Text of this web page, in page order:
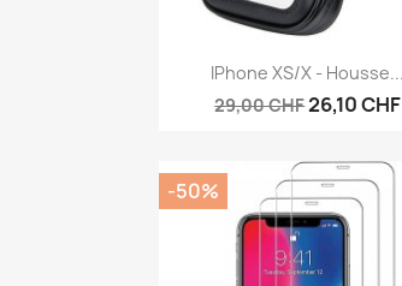
Aperçu rapide
IPhone XS/X - Housse...
29,00 CHF26,10 CHF
-50%